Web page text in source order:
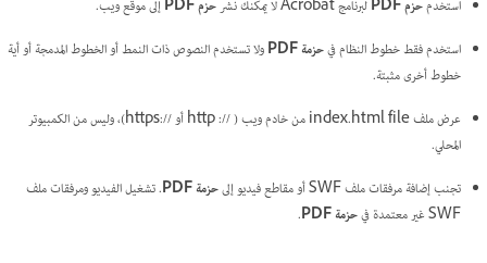
استخدمحزم PDF لبرنامج Acrobat لا يمكنك نشر حزم PDF
إلى موقع ويب.
استخدم فقط خطوط النظام فيحزمة PDF
ولا تستخدم النصوص ذات النمط أو الخطوط المدمجة أو أية
خطوط أخرى مثبتة.
عرض ملف index.html file من خادم ويب ( http ‎://‎ أو https:‎//‎)، وليس من الكمبيوتر
المحلي.
تجنب إضافة مرفقات ملف SWF أو مقاطع فيديو إلى
حزمة PDF
. تشغيل الفيديو ومرفقات ملف
SWF غير معتمدة في
حزمة PDF .